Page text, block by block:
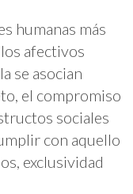
humanas más
afectivos
se asocian
el compromiso
sociales
con aquello
exclusividad